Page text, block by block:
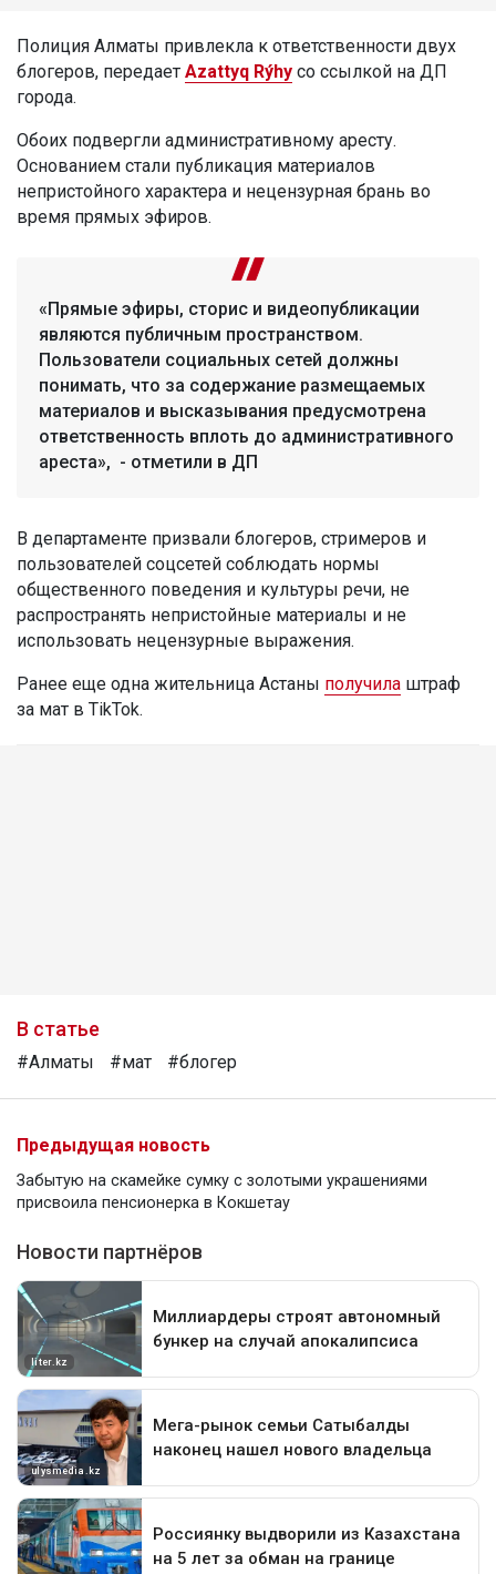
Полиция Алматы привлекла к ответственности двух
блогеров, передает Azattyq Rýhy со ссылкой на ДП
города.
Обоих подвергли административному аресту.
Основанием стали публикация материалов
непристойного характера и нецензурная брань во
время прямых эфиров.
«Прямые эфиры, сторис и видеопубликации
являются публичным пространством.
Пользователи социальных сетей должны
понимать, что за содержание размещаемых
материалов и высказывания предусмотрена
ответственность вплоть до административного
ареста», - отметили в ДП
В департаменте призвали блогеров, стримеров и
пользователей соцсетей соблюдать нормы
общественного поведения и культуры речи, не
распространять непристойные материалы и не
использовать нецензурные выражения.
Ранее еще одна жительница Астаны получила штраф
за мат в TikTok.
В статье
#Алматы #мат #блогер
Предыдущая новость
Забытую на скамейке сумку с золотыми украшениями
присвоила пенсионерка в Кокшетау